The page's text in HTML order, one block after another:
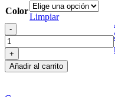
Color
Limpiar
Auriculares
SMS
10
maxell
cantidad
Añadir al carrito